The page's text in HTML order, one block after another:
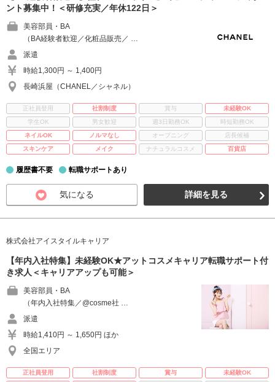
ント募集中！＜研修充実／年休122日＞
美容部員・BA
（BA経験者歓迎／化粧品販売／ …
派遣
時給1,300円 ～ 1,400円
長崎浜屋（CHANEL／シャネル）
正社員登用 社割制度 賞与
未経験OK
学生OK
男女歓迎 週3日勤務OK
時短勤務OK
ネイルOK
ノルマなし オープニング
店長候補
スキンケア
メイク ナチュラルコスメ 百貨店
履歴書不要 転職サポートあり
気になる 詳細を見る
株式会社アイスタイルキャリア
【年内入社特集】未経験OK★アットコスメキャリア転職サポート付
き求人＜キャリアアップも可能＞
美容部員・BA
（年内入社特集／@cosme社 …
派遣
時給1,410円 ～ 1,650円 ほか
全国エリア
正社員登用 社割制度 賞与
未経験OK